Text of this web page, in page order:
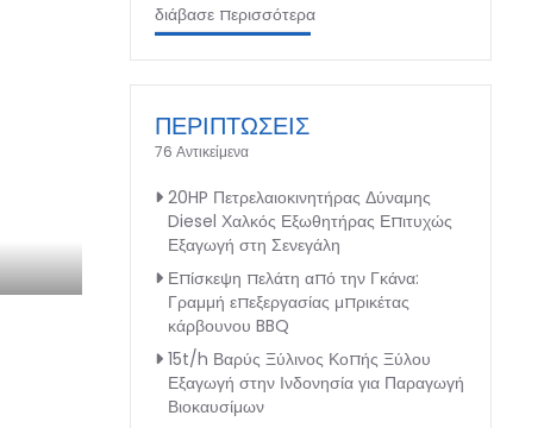
διάβασε περισσότερα
ΠΕΡΙΠΤΩΣΕΙΣ
76 Αντικείμενα
20HP Πετρελαιοκινητήρας Δύναμης
Diesel Χαλκός Εξωθητήρας Επιτυχώς
Εξαγωγή στη Σενεγάλη
Επίσκεψη πελάτη από την Γκάνα:
Γραμμή επεξεργασίας μπρικέτας
κάρβουνου BBQ
15t/h Βαρύς Ξύλινος Κοπής Ξύλου
Εξαγωγή στην Ινδονησία για Παραγωγή
Βιοκαυσίμων